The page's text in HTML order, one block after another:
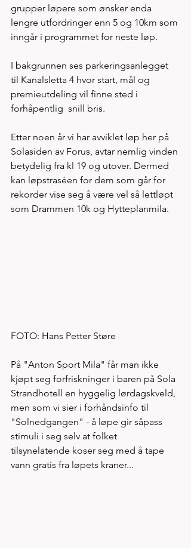
grupper løpere som ønsker enda
lengre utfordringer enn 5 og 10km som
inngår i programmet for neste løp.
I bakgrunnen ses parkeringsanlegget
til Kanalsletta 4 hvor start, mål og
premieutdeling vil finne sted i
forhåpentlig  snill bris.
Etter noen år vi har avviklet løp her på
Solasiden av Forus, avtar nemlig vinden
betydelig fra kl 19 og utover. Dermed
kan løpstraséen for dem som går for
rekorder vise seg å være vel så lettløpt
som Drammen 10k og Hytteplanmila.
FOTO: Hans Petter Støre
På "Anton Sport Mila" får man ikke
kjøpt seg forfriskninger i baren på Sola
Strandhotell en hyggelig lørdagskveld,
men som vi sier i forhåndsinfo til
"Solnedgangen" - å løpe gir såpass
stimuli i seg selv at folket
tilsynelatende koser seg med å tape
vann gratis fra løpets kraner...